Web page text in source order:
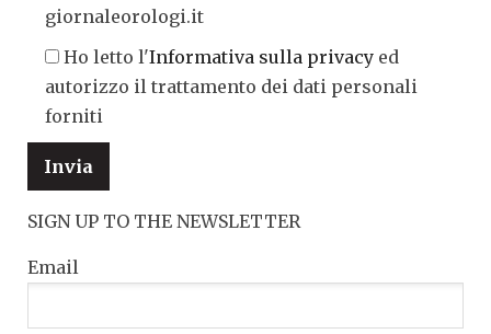
giornaleorologi.it
Ho letto l'Informativa sulla privacy ed
autorizzo il trattamento dei dati personali
forniti
SIGN UP TO THE NEWSLETTER
Email